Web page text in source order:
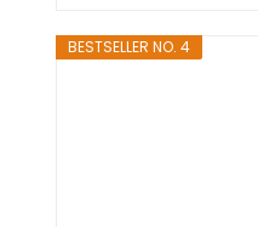
BESTSELLER NO. 4